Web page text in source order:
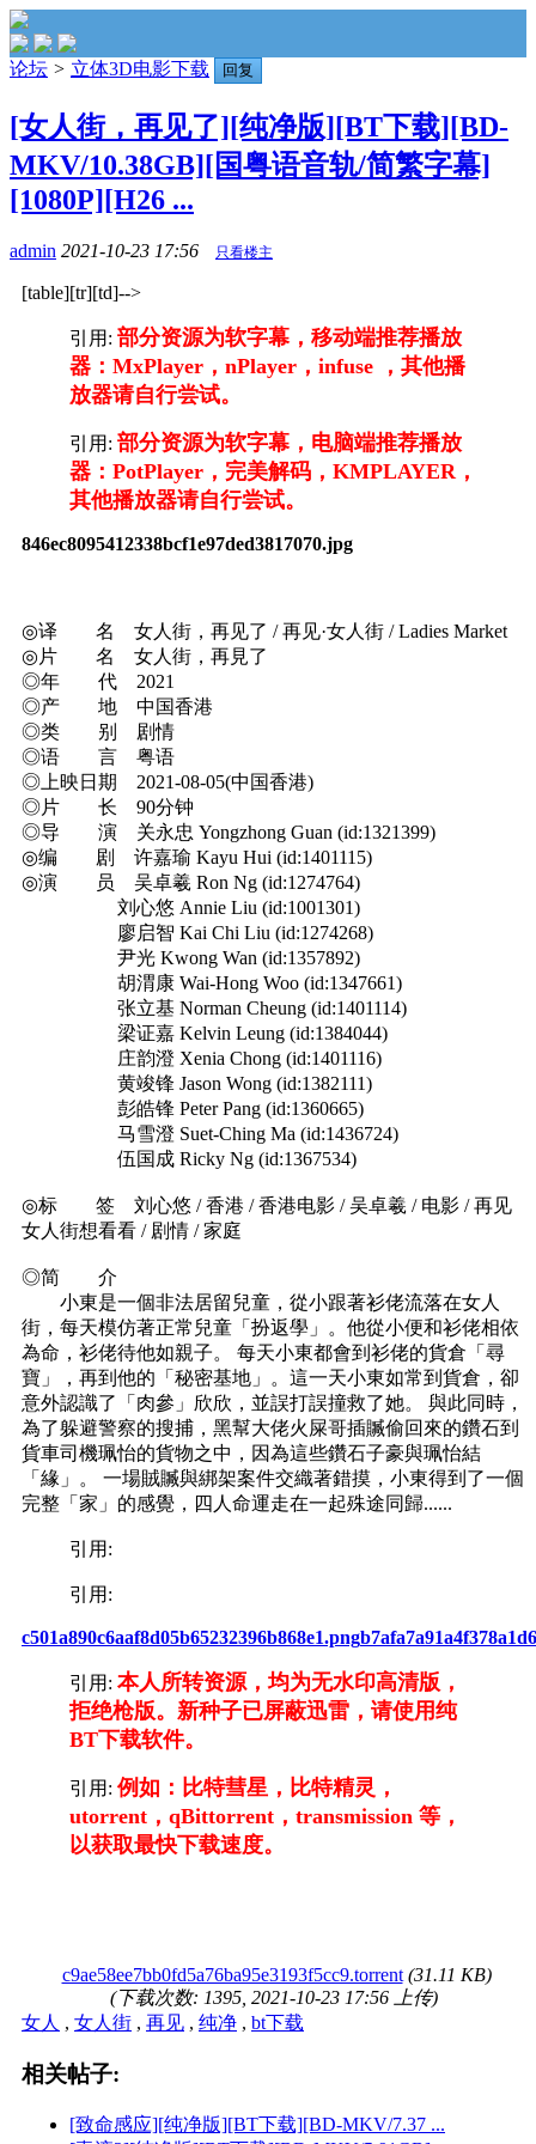
论坛 > 立体3D电影下载 回复
[女人街，再见了][纯净版][BT下载][BD-
MKV/10.38GB][国粤语音轨/简繁字幕]
[1080P][H26 ...
admin 2021-10-23 17:56 只看楼主
[table][tr][td]-->
引用: 部分资源为软字幕，移动端推荐播放
器：MxPlayer，nPlayer，infuse ，其他播
放器请自行尝试。
引用: 部分资源为软字幕，电脑端推荐播放
器：PotPlayer，完美解码，KMPLAYER，
其他播放器请自行尝试。
846ec8095412338bcf1e97ded3817070.jpg
◎译 名 女人街，再见了 / 再见·女人街 / Ladies Market
◎片 名 女人街，再見了
◎年 代 2021
◎产 地 中国香港
◎类 别 剧情
◎语 言 粤语
◎上映日期 2021-08-05(中国香港)
◎片 长 90分钟
◎导 演 关永忠 Yongzhong Guan (id:1321399)
◎编 剧 许嘉瑜 Kayu Hui (id:1401115)
◎演 员 吴卓羲 Ron Ng (id:1274764)
刘心悠 Annie Liu (id:1001301)
廖启智 Kai Chi Liu (id:1274268)
尹光 Kwong Wan (id:1357892)
胡渭康 Wai-Hong Woo (id:1347661)
张立基 Norman Cheung (id:1401114)
梁证嘉 Kelvin Leung (id:1384044)
庄韵澄 Xenia Chong (id:1401116)
黄竣锋 Jason Wong (id:1382111)
彭皓锋 Peter Pang (id:1360665)
马雪澄 Suet-Ching Ma (id:1436724)
伍国成 Ricky Ng (id:1367534)
◎标 签 刘心悠 / 香港 / 香港电影 / 吴卓羲 / 电影 / 再见
女人街想看看 / 剧情 / 家庭
◎简 介
小東是一個非法居留兒童，從小跟著衫佬流落在女人
街，每天模仿著正常兒童「扮返學」。他從小便和衫佬相依
為命，衫佬待他如親子。 每天小東都會到衫佬的貨倉「尋
寶」，再到他的「秘密基地」。這一天小東如常到貨倉，卻
意外認識了「肉參」欣欣，並誤打誤撞救了她。 與此同時，
為了躲避警察的搜捕，黑幫大佬火屎哥插贓偷回來的鑽石到
貨車司機珮怡的貨物之中，因為這些鑽石子豪與珮怡結
「緣」。 一場賊贓與綁架案件交織著錯摸，小東得到了一個
完整「家」的感覺，四人命運走在一起殊途同歸......
引用:
引用:
c501a890c6aaf8d05b65232396b868e1.png
引用: 本人所转资源，均为无水印高清版，
拒绝枪版。新种子已屏蔽迅雷，请使用纯
BT下载软件。
引用: 例如：比特彗星，比特精灵，
utorrent，qBittorrent，transmission 等，
以获取最快下载速度。
c9ae58ee7bb0fd5a76ba95e3193f5cc9.torrent (31.11 KB)
(下载次数: 1395, 2021-10-23 17:56 上传)
女人 , 女人街 , 再见 , 纯净 , bt下载
相关帖子:
[致命感应][纯净版][BT下载][BD-MKV/7.37 ...